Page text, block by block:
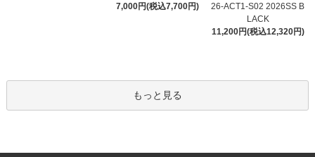
7,000円(税込7,700円)
26-ACT1-S02 2026SS B
LACK
11,200円(税込12,320円)
もっと見る